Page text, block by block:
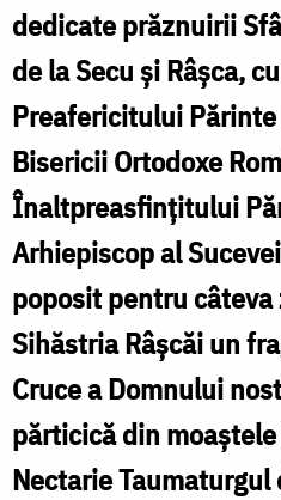
dedicate prăznuirii
de la Secu și Râșca,
Preafericitului
Bisericii Ortodoxe
Înaltpreasfințitului
Arhiepiscop al
poposit pentru
Sihăstria Râșcăi un
Cruce a Domnului
părticică din
Nectarie Taumaturgul